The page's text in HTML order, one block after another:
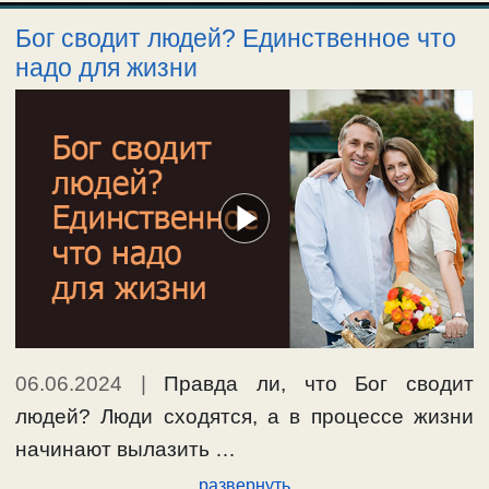
Бог сводит людей? Единственное что
надо для жизни
06.06.2024
Правда ли, что Бог сводит
людей? Люди сходятся, а в процессе жизни
начинают вылазить …
развернуть